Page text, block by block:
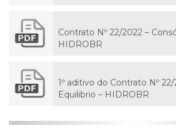
Contrato Nº 22/2022 –
HIDROBR
1º aditivo do Contrato Nº
Equilibrio – HIDROBR